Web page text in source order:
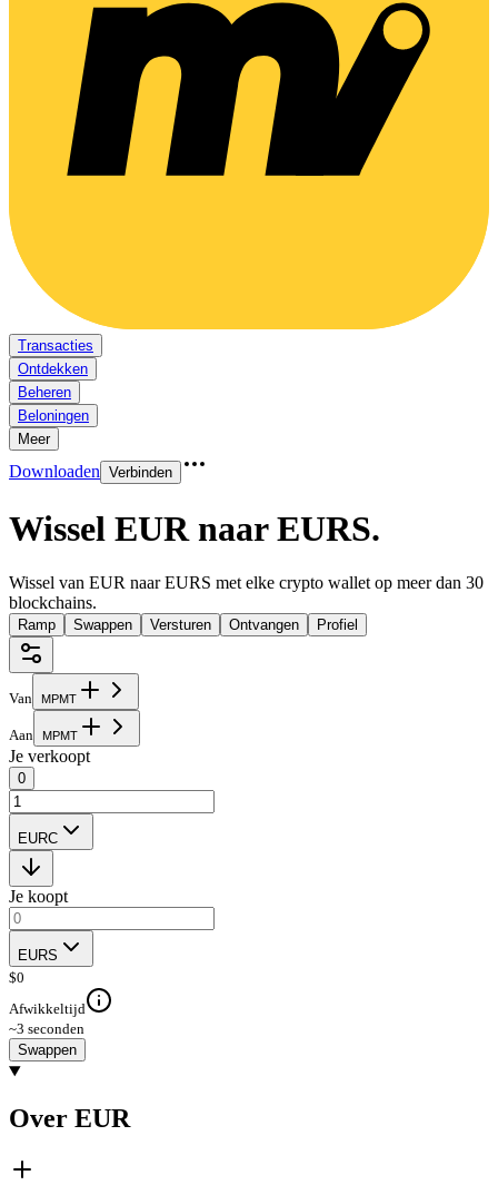
Transacties
Ontdekken
Beheren
Beloningen
Meer
Downloaden Verbinden
Wissel EUR naar EURS.
Wissel van EUR naar EURS met elke crypto wallet op meer dan 30
blockchains.
Ramp Swappen Versturen Ontvangen Profiel
Van MPMT
Aan MPMT
Je verkoopt
0
EURC
Je koopt
EURS
$0
Afwikkeltijd
~3 seconden
Swappen
Over EUR